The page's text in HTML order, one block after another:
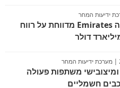
חברת התעופה Emirates מדווחת על רווח
ומיצובישי משתפות פעולה
חשמליים